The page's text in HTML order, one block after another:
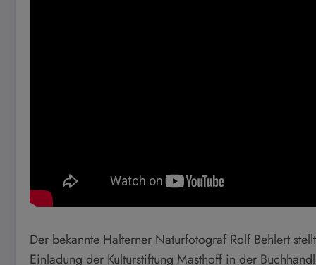
Der bekannte Halterner Naturfotograf Rolf Behlert
Einladung der Kulturstiftung Masthoff in der